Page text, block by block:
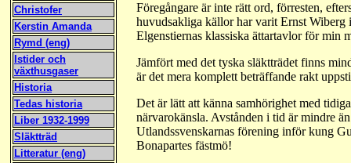
Föregångare är inte rätt ord, förresten,
huvudsakliga källor har varit Ernst
Elgenstiernas klassiska ättartavlor för min
Jämfört med det tyska släktträdet finns
är det mera komplett beträffande rakt
Det är lätt att känna samhörighet med
närvarokänsla. Avstånden i tid är mindre
Utlandssvenskarnas förening inför kung
Bonapartes fästmö!
Christofer
Kerstin Amanda
Rymd (eng)
Istider och
växthusgaser
Historia
Tedas historia
Liber 1932-1999
Släktträd
Litteratur (eng)